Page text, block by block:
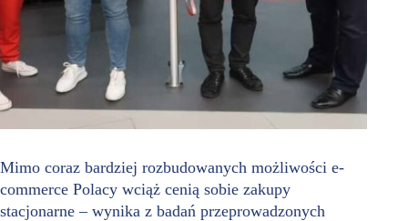
Mimo coraz bardziej rozbudowanych możliwości e-
commerce Polacy wciąż cenią sobie zakupy
stacjonarne – wynika z badań przeprowadzonych